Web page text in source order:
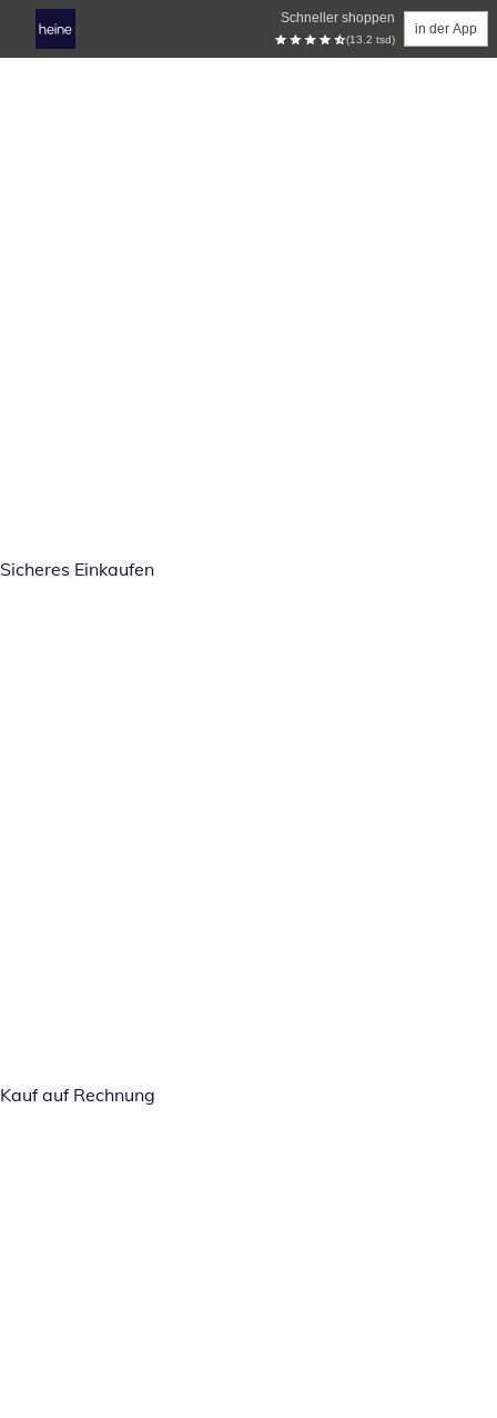
Schneller shoppen
(13.2 tsd)
in der App
Sicheres Einkaufen
Kauf auf Rechnung